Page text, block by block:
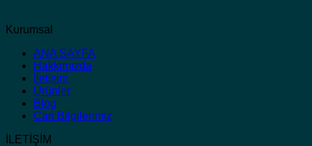
Kurumsal
ANA SAYFA
Hakkımızda
İletişim
Ürünler
Blog
Cari Bilgilerimiz
İLETİŞİM